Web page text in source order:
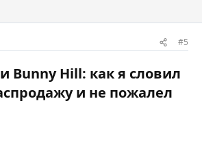
#5
Bunny Hill: как я словил
и не пожалел​